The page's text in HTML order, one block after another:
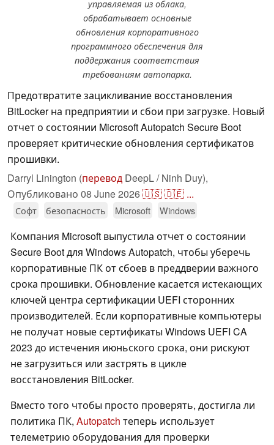
управляемая из облака,
обрабатывает основные
обновления корпоративного
программного обеспечения для
поддержания соответствия
требованиям автопарка.
Предотвратите зацикливание восстановления
BitLocker на предприятии и сбои при загрузке. Новый
отчет о состоянии Microsoft Autopatch Secure Boot
проверяет критические обновления сертификатов
прошивки.
Darryl Linington (перевод DeepL / Ninh Duy),
Опубликовано 08 June 2026🇺🇸🇩🇪 ...
Софт безопасность Microsoft Windows
Компания Microsoft выпустила отчет о состоянии
Secure Boot для Windows Autopatch, чтобы уберечь
корпоративные ПК от сбоев в преддверии важного
срока прошивки. Обновление касается истекающих
ключей центра сертификации UEFI сторонних
производителей. Если корпоративные компьютеры
не получат новые сертификаты Windows UEFI CA
2023 до истечения июньского срока, они рискуют
не загрузиться или застрять в цикле
восстановления BitLocker.
Вместо того чтобы просто проверять, достигла ли
политика ПК, Autopatch теперь использует
телеметрию оборудования для проверки